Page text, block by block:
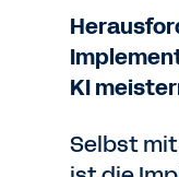
KI
Selbst